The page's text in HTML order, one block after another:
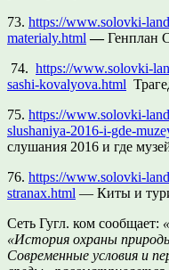
73. https://www.solovki-
materialy.html —Генплан
74. https://www.solovki-
sashi-kovalyova.html
75. https://www.solovki-
slushaniya-2016-i-gde-
слушания 2016 и где
76. https://www.solovki-
stranax.html — Киты и
Сеть Гугл. ком сообщает: «
«История охраны
Современные условия и